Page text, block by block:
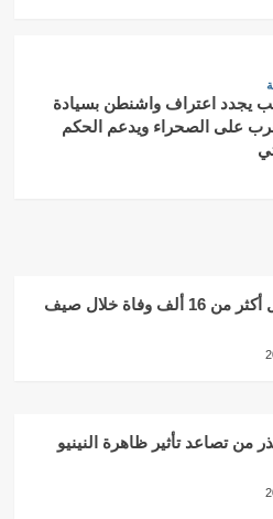
يجدد اعتراف واشنطن بسيادة
على الصحراء ويدعم الحكم
موجات الحر في أوروبا تسجل أكثر من 16 ألف وفاة خلال صيف
من تصاعد تأثير ظاهرة النينيو